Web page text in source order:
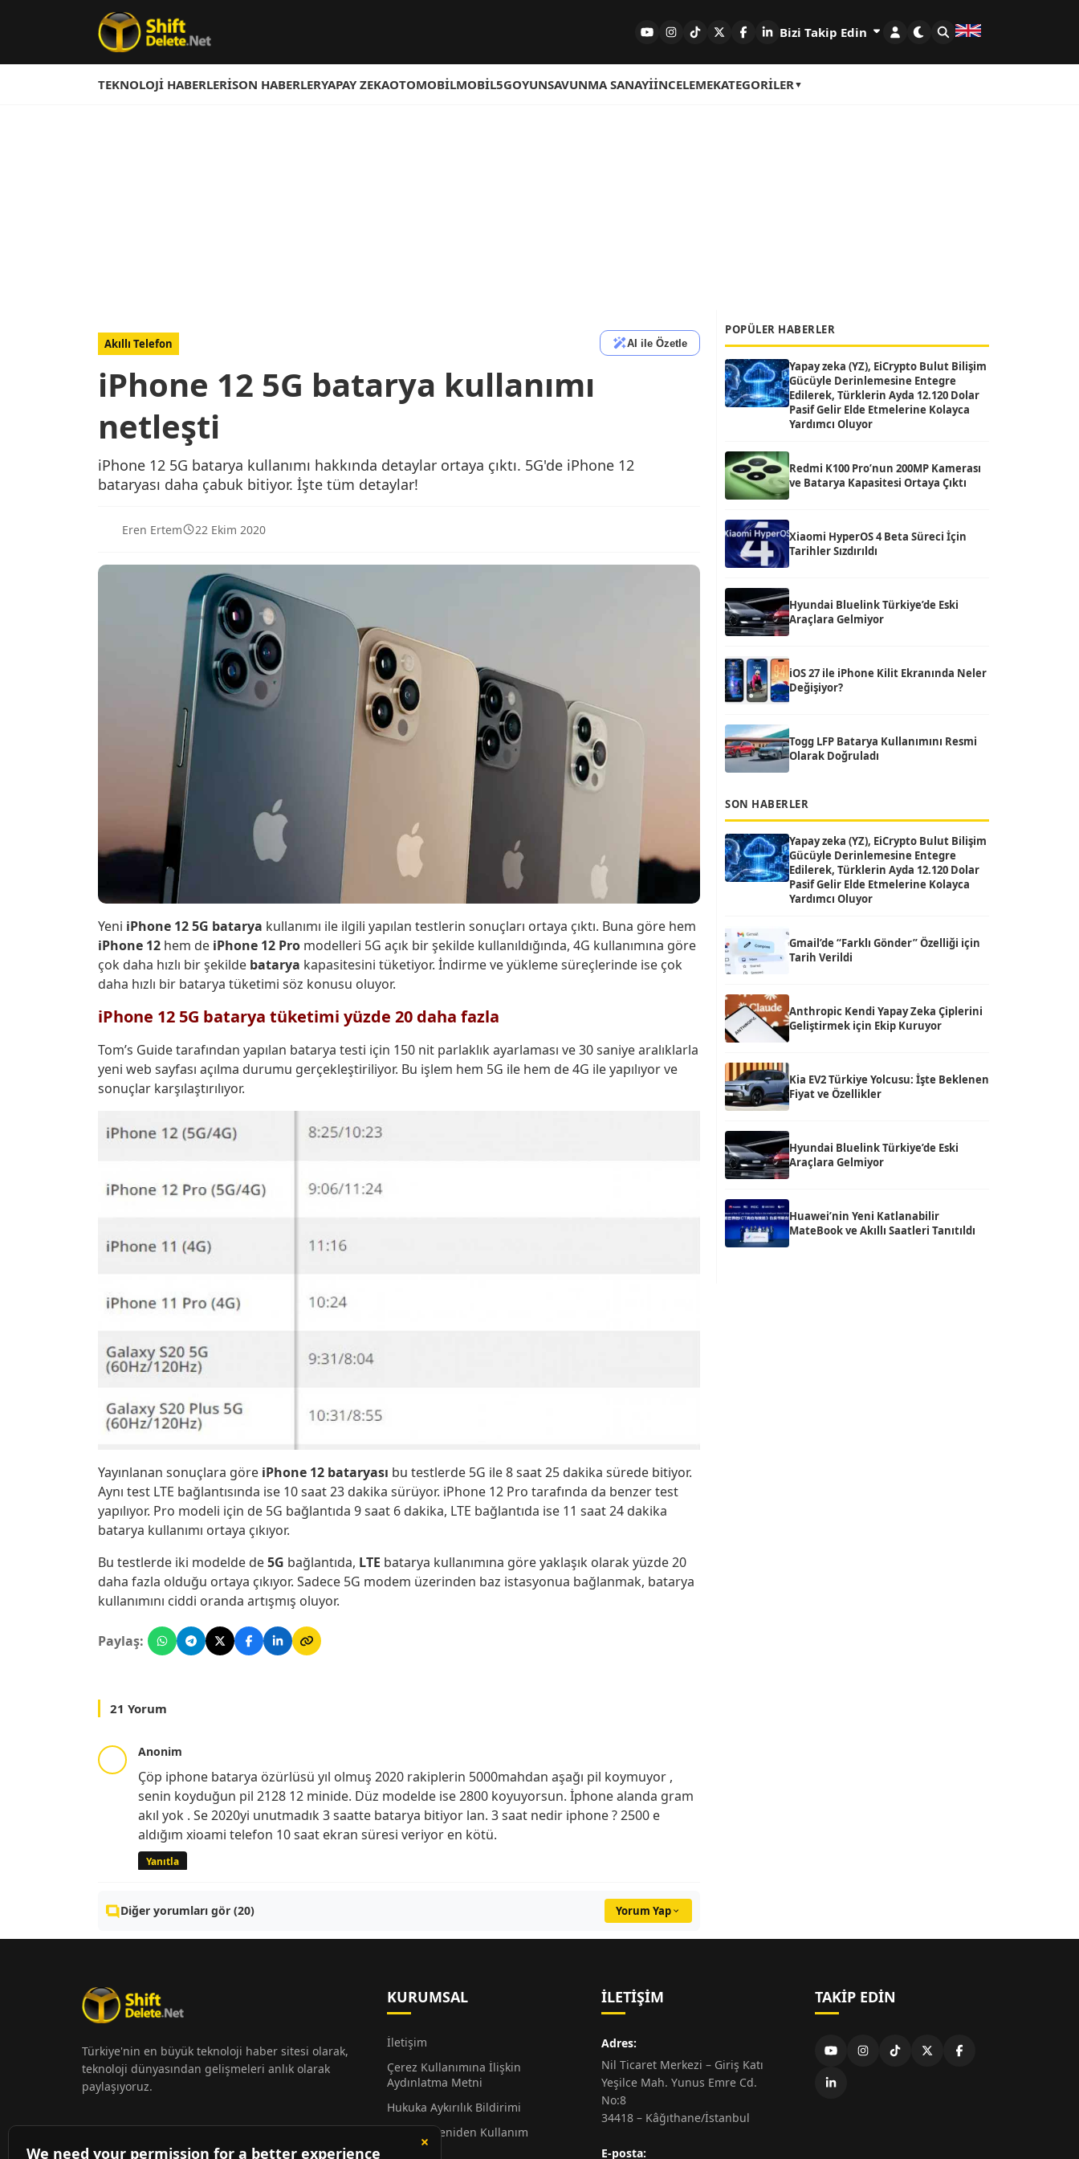
Bizi Takip Edin
TEKNOLOJI HABERLERISON HABERLERYAPAY ZEKAOTOMOBILMOBIL5GOYUNSAVUNMA SANAYIİNCELEMEKATEGORILER
Akıllı Telefon AI ile Özetle
iPhone 12 5G batarya kullanımı
netleşti
iPhone 12 5G batarya kullanımı hakkında detaylar ortaya çıktı. 5G'de iPhone 12
bataryası daha çabuk bitiyor. İşte tüm detaylar!
Eren Ertem 22 Ekim 2020
Yeni iPhone 12 5G batarya kullanımı ile ilgili yapılan testlerin sonuçları ortaya çıktı. Buna göre hem
iPhone 12 hem de iPhone 12 Pro modelleri 5G açık bir şekilde kullanıldığında, 4G kullanımına göre
çok daha hızlı bir şekilde batarya kapasitesini tüketiyor. İndirme ve yükleme süreçlerinde ise çok
daha hızlı bir batarya tüketimi söz konusu oluyor.
iPhone 12 5G batarya tüketimi yüzde 20 daha fazla
Tom’s Guide tarafından yapılan batarya testi için 150 nit parlaklık ayarlaması ve 30 saniye aralıklarla
yeni web sayfası açılma durumu gerçekleştiriliyor. Bu işlem hem 5G ile hem de 4G ile yapılıyor ve
sonuçlar karşılaştırılıyor.
Yayınlanan sonuçlara göre iPhone 12 bataryası bu testlerde 5G ile 8 saat 25 dakika sürede bitiyor.
Aynı test LTE bağlantısında ise 10 saat 23 dakika sürüyor. iPhone 12 Pro tarafında da benzer test
yapılıyor. Pro modeli için de 5G bağlantıda 9 saat 6 dakika, LTE bağlantıda ise 11 saat 24 dakika
batarya kullanımı ortaya çıkıyor.
Bu testlerde iki modelde de5G bağlantıda, LTE batarya kullanımına göre yaklaşık olarak yüzde 20
daha fazla olduğu ortaya çıkıyor. Sadece 5G modem üzerinden baz istasyonua bağlanmak, batarya
kullanımını ciddi oranda artışmış oluyor.
Paylaş:
21 Yorum
Anonim
Çöp iphone batarya özürlüsü yıl olmuş 2020 rakiplerin 5000mahdan aşağı pil koymuyor ,
senin koyduğun pil 2128 12 minide. Düz modelde ise 2800 koyuyorsun. İphone alanda gram
akıl yok . Se 2020yi unutmadık 3 saatte batarya bitiyor lan. 3 saat nedir iphone ? 2500 e
aldığım xioami telefon 10 saat ekran süresi veriyor en kötü.
Yanıtla
Diğer yorumları gör (20) Yorum Yap
POPÜLER HABERLER
Yapay zeka (YZ), EiCrypto Bulut Bilişim
Gücüyle Derinlemesine Entegre
Edilerek, Türklerin Ayda 12.120 Dolar
Pasif Gelir Elde Etmelerine Kolayca
Yardımcı Oluyor
Redmi K100 Pro’nun 200MP Kamerası
ve Batarya Kapasitesi Ortaya Çıktı
Xiaomi HyperOS 4 Beta Süreci İçin
Tarihler Sızdırıldı
Hyundai Bluelink Türkiye’de Eski
Araçlara Gelmiyor
iOS 27 ile iPhone Kilit Ekranında Neler
Değişiyor?
Togg LFP Batarya Kullanımını Resmi
Olarak Doğruladı
SON HABERLER
Yapay zeka (YZ), EiCrypto Bulut Bilişim
Gücüyle Derinlemesine Entegre
Edilerek, Türklerin Ayda 12.120 Dolar
Pasif Gelir Elde Etmelerine Kolayca
Yardımcı Oluyor
Gmail’de “Farklı Gönder” Özelliği için
Tarih Verildi
Anthropic Kendi Yapay Zeka Çiplerini
Geliştirmek için Ekip Kuruyor
Kia EV2 Türkiye Yolcusu: İşte Beklenen
Fiyat ve Özellikler
Hyundai Bluelink Türkiye’de Eski
Araçlara Gelmiyor
Huawei’nin Yeni Katlanabilir
MateBook ve Akıllı Saatleri Tanıtıldı
Türkiye'nin en büyük teknoloji haber sitesi olarak,
teknoloji dünyasından gelişmeleri anlık olarak
paylaşıyoruz.
KURUMSAL
İletişim
Çerez Kullanımına İlişkin
Aydınlatma Metni
Hukuka Aykırılık Bildirimi
Alıntı ve Yeniden Kullanım
Hakkında
İLETIŞIM
Adres:
Nil Ticaret Merkezi – Giriş Katı
Yeşilce Mah. Yunus Emre Cd.
No:8
34418 – Kâğıthane/İstanbul
E-posta:
TAKIP EDIN